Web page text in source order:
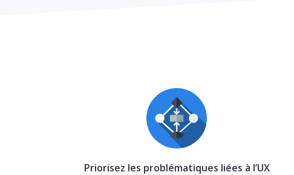
Priorisez les problématiques liées à l’UX